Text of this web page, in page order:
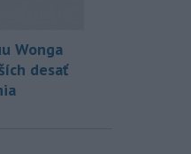
Wonga
desať